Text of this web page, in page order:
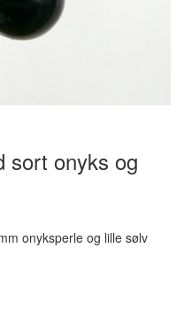
sort onyks og
onyksperle og lille sølv